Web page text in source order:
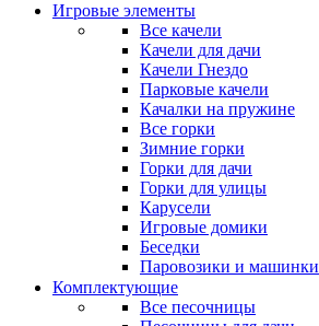
Игровые элементы
Все качели
Качели для дачи
Качели Гнездо
Парковые качели
Качалки на пружине
Все горки
Зимние горки
Горки для дачи
Горки для улицы
Карусели
Игровые домики
Беседки
Паровозики и машинки
Комплектующие
Все песочницы